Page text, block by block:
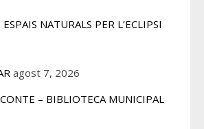
NATURALS PER L’ECLIPSI
agost 7, 2026
– BIBLIOTECA MUNICIPAL